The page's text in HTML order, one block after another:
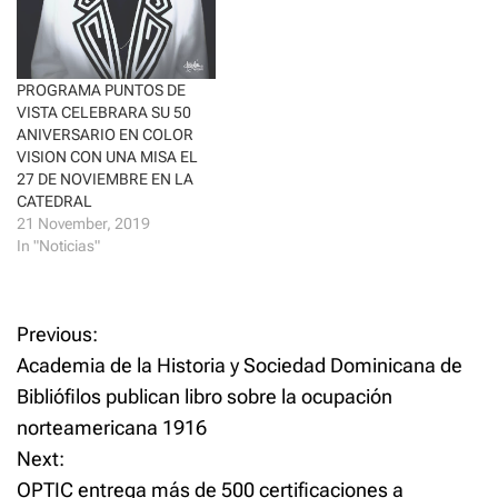
w
)
PROGRAMA PUNTOS DE
VISTA CELEBRARA SU 50
ANIVERSARIO EN COLOR
VISION CON UNA MISA EL
27 DE NOVIEMBRE EN LA
CATEDRAL
21 November, 2019
In "Noticias"
P
o
s
t
Previous:
Academia de la Historia y Sociedad Dominicana de
Bibliófilos publican libro sobre la ocupación
norteamericana 1916
Next:
OPTIC entrega más de 500 certificaciones a